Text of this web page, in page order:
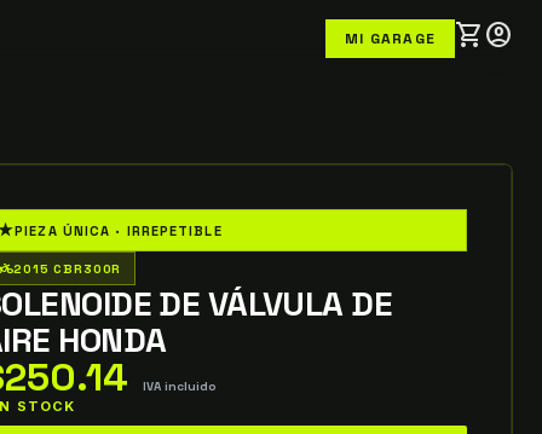
MI GARAGE shopping_cartaccount_circle
PIEZA ÚNICA · IRREPETIBLE
2015 CBR300R
DE VÁLVULA DE
HONDA
250.14 IVA incluido
STOCK